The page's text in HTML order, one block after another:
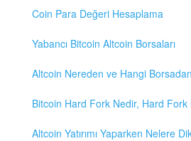
Coin Para Değeri Hesaplama
Yabancı Bitcoin Altcoin Borsaları
Altcoin Nereden ve Hangi Borsadan
Bitcoin Hard Fork Nedir, Hard
Altcoin Yatırımı Yaparken Nelere